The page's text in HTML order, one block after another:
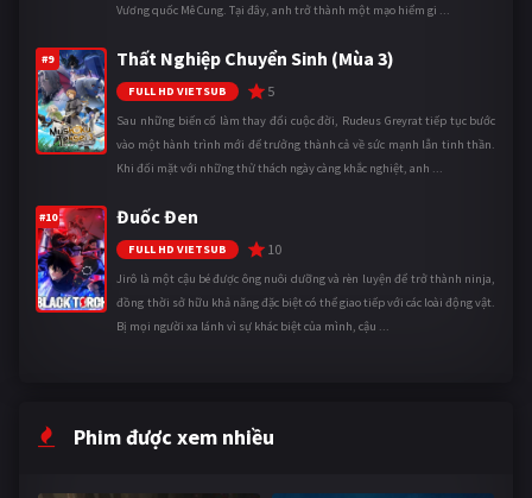
Vương quốc Mê Cung. Tại đây, anh trở thành một mạo hiểm gi ...
#9 Thất Nghiệp Chuyển Sinh (Mùa 3)
FULL HD VIETSUB 5
Sau những biến cố làm thay đổi cuộc đời, Rudeus Greyrat tiếp tục bước
vào một hành trình mới để trưởng thành cả về sức mạnh lẫn tinh thần.
Khi đối mặt với những thử thách ngày càng khắc nghiệt, anh ...
#10 Đuốc Đen
FULL HD VIETSUB 10
Jirô là một cậu bé được ông nuôi dưỡng và rèn luyện để trở thành ninja,
đồng thời sở hữu khả năng đặc biệt có thể giao tiếp với các loài động vật.
Bị mọi người xa lánh vì sự khác biệt của mình, cậu ...
Phim được xem nhiều